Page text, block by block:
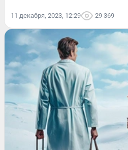
11 декабря, 2023, 12:29 29 369